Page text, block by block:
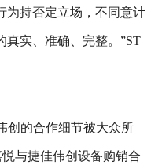
为持否定立场，不同意计
真实、准确、完整。”ST
创的合作细节被大众所
与捷佳伟创设备购销合